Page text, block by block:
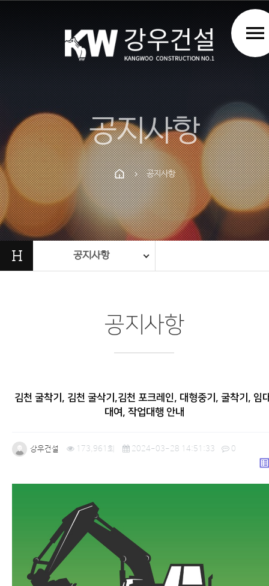
PrevNext
menu
공지사항
chevron_right 공지사항
H 공지사항
공지사항
김천 굴착기, 김천 굴삭기,김천 포크레인, 대형중기, 굴착기, 임
대여, 작업대행 안내
강우건설 173,961회 2024-03-28 14:51:33 0